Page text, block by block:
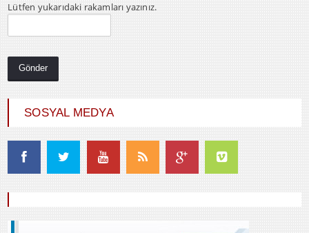
Lütfen yukarıdaki rakamları yazınız.
SOSYAL MEDYA